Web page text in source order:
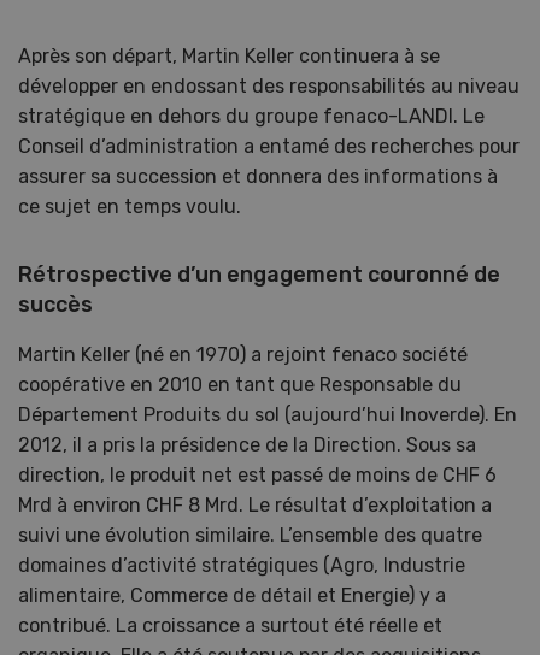
Après son départ, Martin Keller continuera à se
développer en endossant des responsabilités au niveau
stratégique en dehors du groupe fenaco-LANDI. Le
Conseil d’administration a entamé des recherches pour
assurer sa succession et donnera des informations à
ce sujet en temps voulu.
Rétrospective d’un engagement couronné de
succès
Martin Keller (né en 1970) a rejoint fenaco société
coopérative en 2010 en tant que Responsable du
Département Produits du sol (aujourd’hui Inoverde). En
2012, il a pris la présidence de la Direction. Sous sa
direction, le produit net est passé de moins de CHF 6
Mrd à environ CHF 8 Mrd. Le résultat d’exploitation a
suivi une évolution similaire. L’ensemble des quatre
domaines d’activité stratégiques (Agro, Industrie
alimentaire, Commerce de détail et Energie) y a
contribué. La croissance a surtout été réelle et